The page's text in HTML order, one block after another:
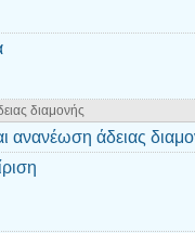
διαμονής
ανανέωση άδειας